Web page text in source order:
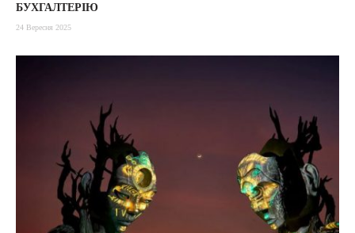
БУХГАЛТЕРІЮ
24 Вересня 2025